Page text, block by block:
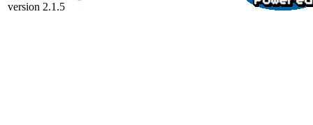
version 2.1.5